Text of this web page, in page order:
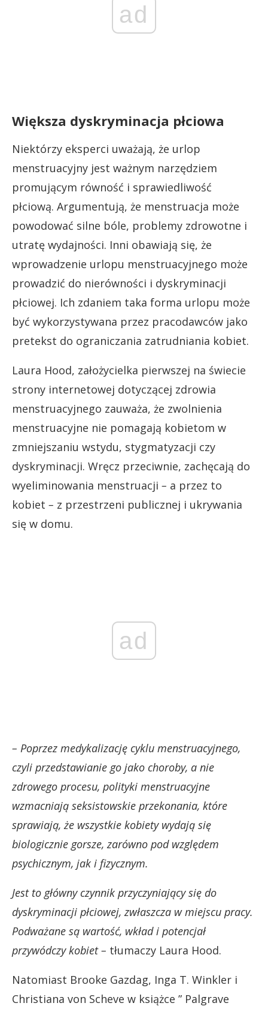
ad
Większa dyskryminacja płciowa
Niektórzy eksperci uważają, że urlop
menstruacyjny jest ważnym narzędziem
promującym równość i sprawiedliwość
płciową. Argumentują, że menstruacja może
powodować silne bóle, problemy zdrowotne i
utratę wydajności. Inni obawiają się, że
wprowadzenie urlopu menstruacyjnego może
prowadzić do nierówności i dyskryminacji
płciowej. Ich zdaniem taka forma urlopu może
być wykorzystywana przez pracodawców jako
pretekst do ograniczania zatrudniania kobiet.
Laura Hood, założycielka pierwszej na świecie
strony internetowej dotyczącej zdrowia
menstruacyjnego zauważa, że zwolnienia
menstruacyjne nie pomagają kobietom w
zmniejszaniu wstydu, stygmatyzacji czy
dyskryminacji. Wręcz przeciwnie, zachęcają do
wyeliminowania menstruacji – a przez to
kobiet – z przestrzeni publicznej i ukrywania
się w domu.
ad
– Poprzez medykalizację cyklu menstruacyjnego,
czyli przedstawianie go jako choroby, a nie
zdrowego procesu, polityki menstruacyjne
wzmacniają seksistowskie przekonania, które
sprawiają, że wszystkie kobiety wydają się
biologicznie gorsze, zarówno pod względem
psychicznym, jak i fizycznym.
Jest to główny czynnik przyczyniający się do
dyskryminacji płciowej, zwłaszcza w miejscu pracy.
Podważane są wartość, wkład i potencjał
przywódczy kobiet – tłumaczy Laura Hood.
Natomiast Brooke Gazdag, Inga T. Winkler i
Christiana von Scheve w książce ” Palgrave